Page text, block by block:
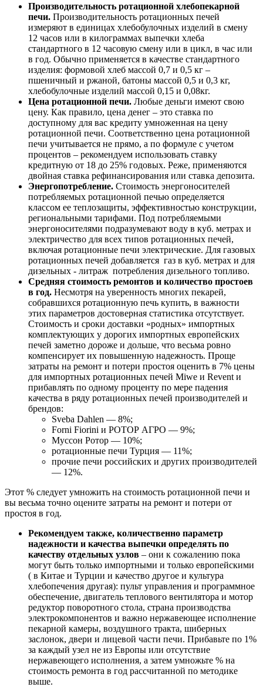
Производительность ротационной хлебопекарной
печи. Производительность ротационных печей
измеряют в единицах хлебобулочных изделий в смену
12 часов или в килограммах выпечки хлеба
стандартного в 12 часовую смену или в цикл, в час или
в год. Обычно применяется в качестве стандартного
изделия: формовой хлеб массой 0,7 и 0,5 кг –
пшеничный и ржаной, батоны массой 0,5 и 0,3 кг,
хлебобулочные изделий массой 0,15 и 0,08кг.
Цена ротационной печи. Любые деньги имеют свою
цену. Как правило, цена денег – это ставка по
доступному для вас кредиту умноженная на цену
ротационной печи. Соответственно цена ротационной
печи учитывается не прямо, а по формуле с учетом
процентов – рекомендуем использовать ставку
кредитную от 18 до 25% годовых. Реже, применяются
двойная ставка рефинансирования или ставка депозита.
Энергопотребление. Стоимость энергоносителей
потребляемых ротационной печью определяется
классом ее теплозащиты, эффективностью конструкции,
региональными тарифами. Под потребляемыми
энергоносителями подразумевают воду в куб. метрах и
электричество для всех типов ротационных печей,
включая ротационные печи электрические. Для газовых
ротационных печей добавляется газ в куб. метрах и для
дизельных - литраж потребления дизельного топливо.
Средняя стоимость ремонтов и количество простоев
в год. Несмотря на уверенность многих пекарей,
собравшихся ротационную печь купить, в важности
этих параметров достоверная статистика отсутствует.
Стоимость и сроки доставки «родных» импортных
комплектующих у дорогих импортных европейских
печей заметно дороже и дольше, что весьма ровно
компенсирует их повышенную надежность. Проще
затраты на ремонт и потери простоя оценить в 7% цены
для импортных ротационных печей Miwe и Revent и
прибавлять по одному проценту по мере падения
качества в ряду ротационных печей производителей и
брендов:
Sveba Dahlen — 8%;
Forni Fiorini и РОТОР АГРО — 9%;
Муссон Ротор — 10%;
ротационные печи Турция — 11%;
прочие печи российских и других производителей
— 12%.
Этот % следует умножить на стоимость ротационной печи и
вы весьма точно оцените затраты на ремонт и потери от
простоя в год.
Рекомендуем также, количественно параметр
надежности и качества выпечки определять по
качеству отдельных узлов – они к сожалению пока
могут быть только импортными и только европейскими
( в Китае и Турции и качество другое и культура
хлебопечения другая): пульт управления и программное
обеспечение, двигатель теплового вентилятора и мотор
редуктор поворотного стола, страна производства
электрокомпонентов и важно нержавеющее исполнение
пекарной камеры, воздушного тракта, шиберных
заслонок, двери и лицевой части печи. Прибавьте по 1%
за каждый узел не из Европы или отсутствие
нержавеющего исполнения, а затем умножьте % на
стоимость ремонта в год рассчитанной по методике
выше.